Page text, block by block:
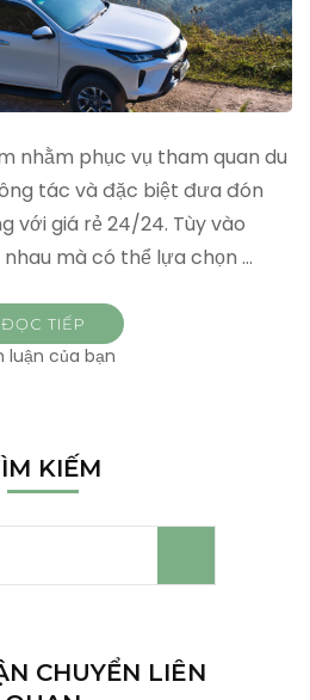
nhằm phục vụ tham quan du
tác và đặc biệt đưa đón
với giá rẻ 24/24. Tùy vào
mà có thể lựa chọn …
ĐỌC TIẾP
luận của bạn
KIẾM
CHUYỂN LIÊN